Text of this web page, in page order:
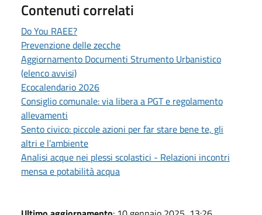
Contenuti correlati
Do You RAEE?
Prevenzione delle zecche
Aggiornamento Documenti Strumento Urbanistico
(elenco avvisi)
Ecocalendario 2026
Consiglio comunale: via libera a PGT e regolamento
allevamenti
Sento civico: piccole azioni per far stare bene te, gli
altri e l’ambiente
Analisi acque nei plessi scolastici - Relazioni incontri
mensa e potabilità acqua